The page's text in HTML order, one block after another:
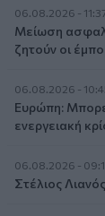
06.08.2026 -
Μείωση
ζητούν οι
06.08.2026 -
Ευρώπη:
ενεργειακή
06.08.2026 -
Στέλιος